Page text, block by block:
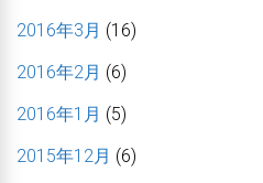
2016年3月 (16)
2016年2月 (6)
2016年1月 (5)
2015年12月 (6)